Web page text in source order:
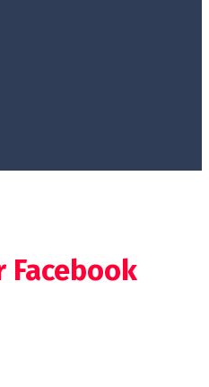
Facebook